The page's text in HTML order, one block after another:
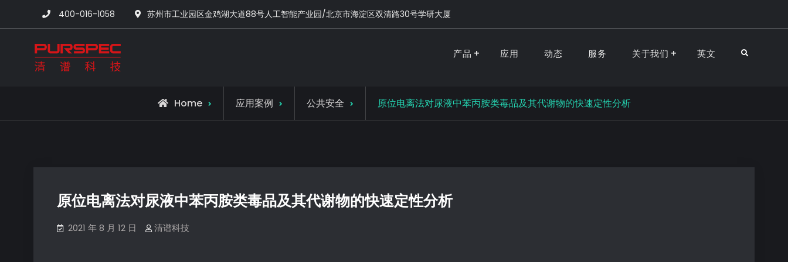
400-016-1058 苏州市工业园区金鸡湖大道88号人工智能产业园/北京市海淀区双清路30号学研大厦
清谱科技中国官网-PURSPEC-让人类生活更美好更健康
产品 应用 动态 服务 关于我们 英文
Home 应用案例 公共安全 原位电离法对尿液中苯丙胺类毒品及其代谢物的快速定性分析
原位电离法对尿液中苯丙胺类毒品及其代谢物的快速定性分析
2021 年 8 月 12 日 清谱科技